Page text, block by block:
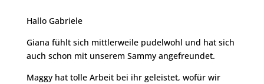
Hallo Gabriele
Giana fühlt sich mittlerweile pudelwohl und hat sich
auch schon mit unserem Sammy angefreundet.
Maggy hat tolle Arbeit bei ihr geleistet, wofür wir